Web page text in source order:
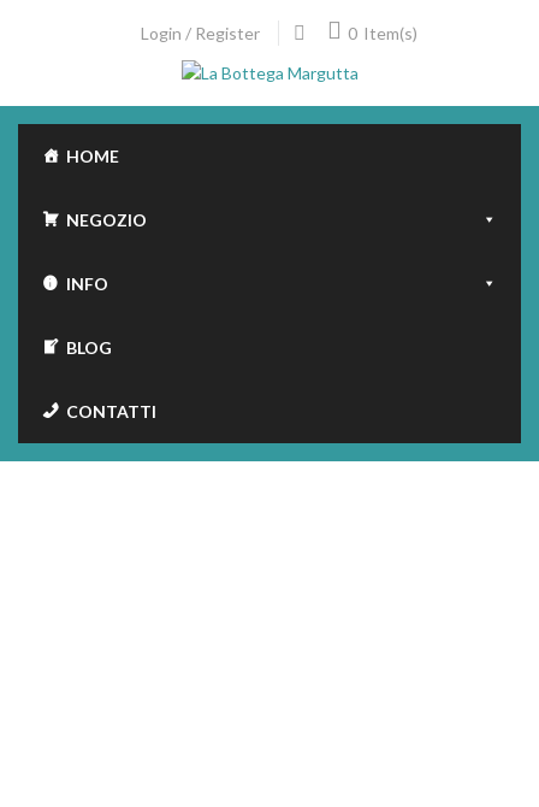
Login / Register 0 Item(s)
HOME
NEGOZIO
INFO
BLOG
CONTATTI